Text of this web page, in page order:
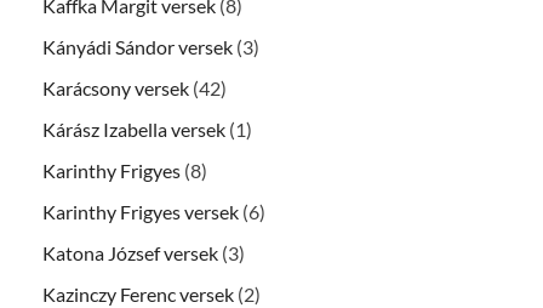
Kaffka Margit versek (8)
Kányádi Sándor versek (3)
Karácsony versek (42)
Kárász Izabella versek (1)
Karinthy Frigyes (8)
Karinthy Frigyes versek (6)
Katona József versek (3)
Kazinczy Ferenc versek (2)